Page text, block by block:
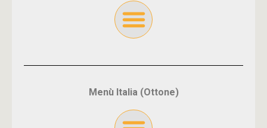
Menù Italia (Ottone)